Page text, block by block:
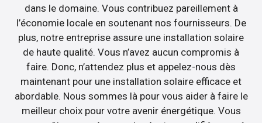
dans le domaine. Vous contribuez pareillement à
l’économie locale en soutenant nos fournisseurs. De
plus, notre entreprise assure une installation solaire
de haute qualité. Vous n’avez aucun compromis à
faire. Donc, n’attendez plus et appelez-nous dès
maintenant pour une installation solaire efficace et
abordable. Nous sommes là pour vous aider à faire le
meilleur choix pour votre avenir énergétique. Vous